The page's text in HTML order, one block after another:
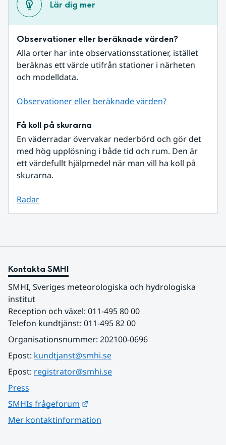
Lär dig mer
Observationer eller beräknade värden?
Alla orter har inte observationsstationer, istället
beräknas ett värde utifrån stationer i närheten
och modelldata.
Observationer eller beräknade värden?
Få koll på skurarna
En väderradar övervakar nederbörd och gör det
med hög upplösning i både tid och rum. Den är
ett värdefullt hjälpmedel när man vill ha koll på
skurarna.
Radar
Kontakta SMHI
SMHI, Sveriges meteorologiska och hydrologiska
institut
Reception och växel: 011-495 80 00
Telefon kundtjänst: 011-495 82 00
Organisationsnummer: 202100-0696
Epost: kundtjanst@smhi.se
Epost: registrator@smhi.se
Press
SMHIs frågeforum
Mer kontaktinformation